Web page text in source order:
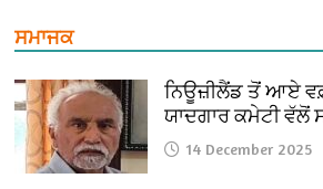
ਸਮਾਜਕ
ਨਿਊਜ਼ੀਲੈਂਡ ਤੋਂ ਆਏ
ਯਾਦਗਾਰ ਕਮੇਟੀ ਵੱਲੋਂ
14 December 2025